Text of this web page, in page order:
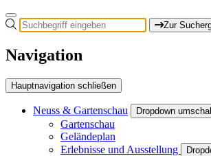
Zur
Navigation
Hauptnavigation schließen
Neuss & Gartenschau Dropdown
Gartenschau
Geländeplan
Erlebnisse und Ausstellung